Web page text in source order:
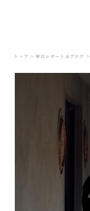
トップ ＞ 挙式レポート＆ブログ ＞